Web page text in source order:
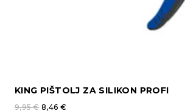
KING PIŠTOLJ ZA SILIKON PROFI
9,95€ 8,46 €